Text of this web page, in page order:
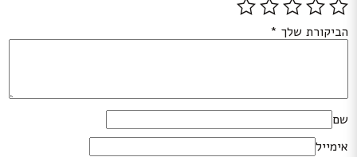
הביקורת שלך *
שם
אימייל